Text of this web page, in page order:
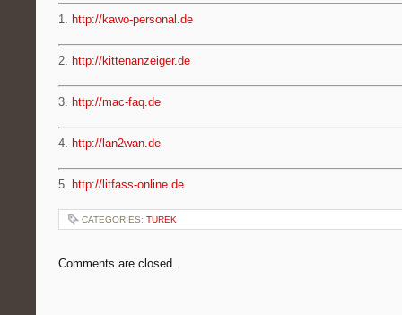
1. http://kawo-personal.de
2. http://kittenanzeiger.de
3. http://mac-faq.de
4. http://lan2wan.de
5. http://litfass-online.de
CATEGORIES: TUREK
Comments are closed.